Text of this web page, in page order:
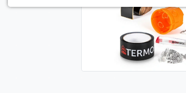
(vždy aktívne, nemožno vypnúť)
Tieto cookies sú potrebné na správne
webovej stránky a bez nich by nebolo možné
zabezpečiť jej plnú funkčnosť.